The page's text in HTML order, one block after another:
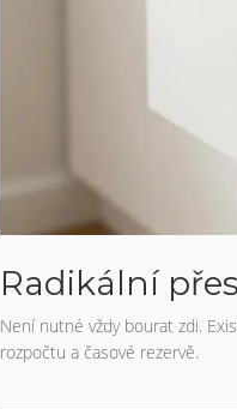
Radikální
Není nutné vždy bourat zdi.
rozpočtu a časové rezervě.